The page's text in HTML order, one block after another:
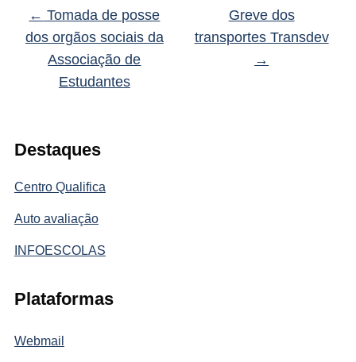
Destaques
Centro Qualifica
Auto avaliação
INFOESCOLAS
Plataformas
Webmail
← Tomada de posse
dos orgãos sociais da
Associação de
Estudantes
Greve dos
transportes Transdev
→